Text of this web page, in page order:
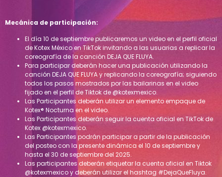
Mecánica de participación:
El día 10 de septiembre publicaremos un video en el perfil oficial
de Kotex México en TikTok invitando a las usuarias a replicar la
coreografía de la canción DEJA QUE FLUYA.
Para participar deberán hacer una publicación utilizando la
canción DEJA QUE FLUYA y replicando la coreografía; siguiendo
todos los pasos mostrados por las bailarinas en el video
fijado en el perfil de Tiktok de @kotexmexico.
Las Participantes deberán utilizar un elemento empaque de
Kotex® Nocturna en el video.
Las Participantes deberán seguir la cuenta oficial en TikTok de
Kotex @kotexmexico.
Las Participantes podrán participar a partir de la publicación
del posteo con la presente dinámica el 10 de septiembre y
hasta el 30 de septiembre del 2025.
Las participantes deberán etiquetar la cuenta oficial en Tiktok
@kotexmexico y deberán utilizarel hashtag #DejaQueFluya.